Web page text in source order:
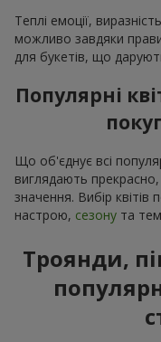
Теплі емоції,
можливо завдяки
для букетів, що
Популярні
Що об'єднує всі
виглядають
значення. Вибір квітів
настрою, сезону та
Троянди,